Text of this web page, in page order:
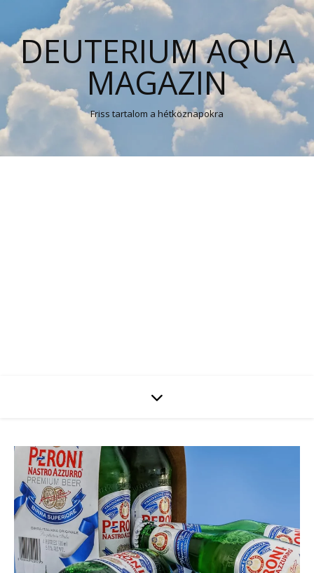
DEUTERIUM AQUA
MAGAZIN
Friss tartalom a hétköznapokra